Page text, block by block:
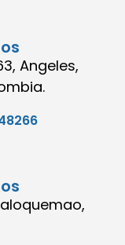
Angeles,